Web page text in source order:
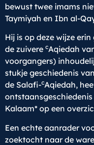
bewust twee imams
Taymiyah en Ibn al-
Hij is op deze wijze
de zuivere cAqiedah
voorgangers)
stukje geschiedenis
de Salafi-cAqiedah,
Kalaam* op een
Een echte aanrader
zoektocht naar de ware